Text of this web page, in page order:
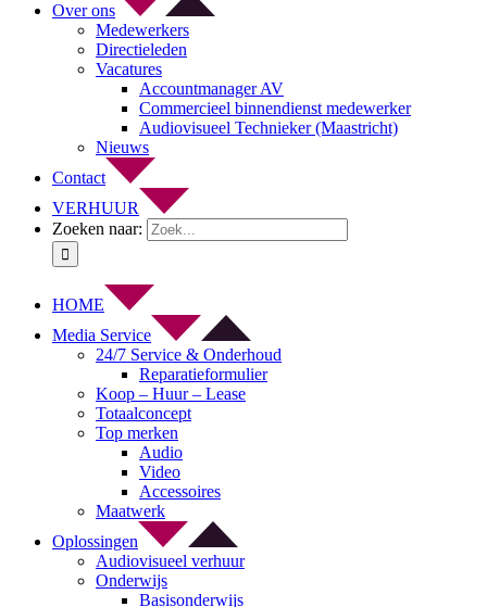
Over ons
Medewerkers
Directieleden
Vacatures
Accountmanager AV
Commercieel binnendienst medewerker
Audiovisueel Technieker (Maastricht)
Nieuws
Contact
VERHUUR
Zoeken naar:
HOME
Media Service
24/7 Service & Onderhoud
Reparatieformulier
Koop – Huur – Lease
Totaalconcept
Top merken
Audio
Video
Accessoires
Maatwerk
Oplossingen
Audiovisueel verhuur
Onderwijs
Basisonderwijs